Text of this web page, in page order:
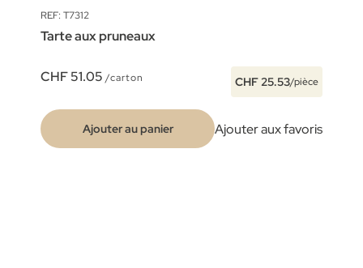
REF: T7312
Tarte aux pruneaux
CHF 51.05 /carton CHF 25.53/pièce
Ajouter au panier Ajouter aux favoris